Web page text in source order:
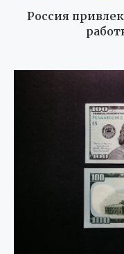
Россия